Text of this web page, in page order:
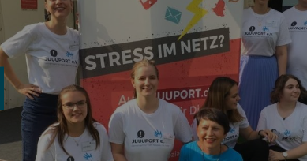
Vorheriges
Bild